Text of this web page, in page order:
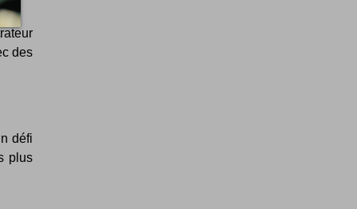
des
défi
plus